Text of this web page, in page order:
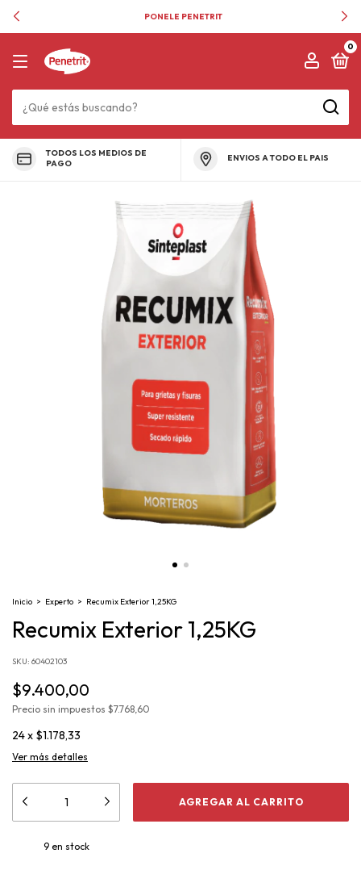
PONELE PENETRIT
0
TODOS LOS MEDIOS DE
PAGO
ENVIOS A TODO EL PAIS
Inicio > Experto > Recumix Exterior 1,25KG
Recumix Exterior 1,25KG
SKU: 60402103
$9.400,00
Precio sin impuestos $7.768,60
24x $1.178,33
Ver más detalles
9en stock